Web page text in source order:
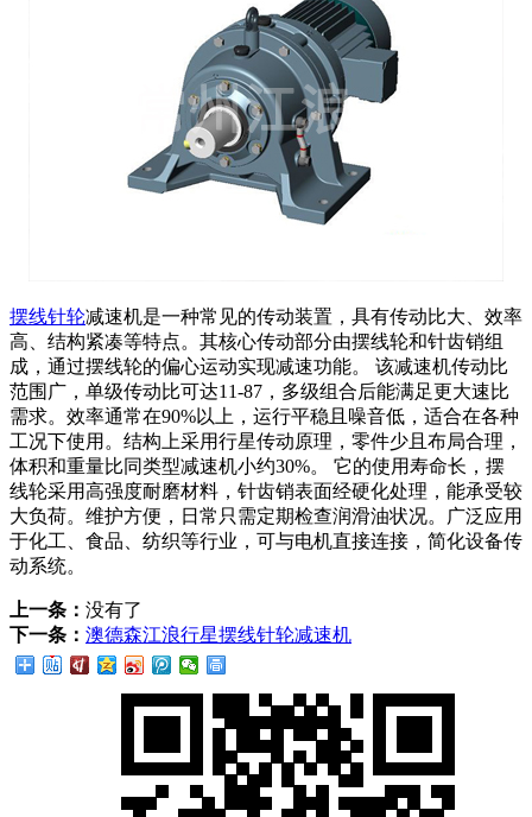
摆线针轮减速机是一种常见的传动装置，具有传动比大、效率
高、结构紧凑等特点。其核心传动部分由摆线轮和针齿销组
成，通过摆线轮的偏心运动实现减速功能。 该减速机传动比
范围广，单级传动比可达11-87，多级组合后能满足更大速比
需求。效率通常在90%以上，运行平稳且噪音低，适合在各种
工况下使用。结构上采用行星传动原理，零件少且布局合理，
体积和重量比同类型减速机小约30%。 它的使用寿命长，摆
线轮采用高强度耐磨材料，针齿销表面经硬化处理，能承受较
大负荷。维护方便，日常只需定期检查润滑油状况。广泛应用
于化工、食品、纺织等行业，可与电机直接连接，简化设备传
动系统。
上一条： 没有了
下一条： 澳德森江浪行星摆线针轮减速机